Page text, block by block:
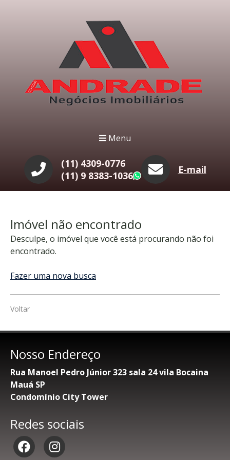
Menu
(11) 4309-0776
(11) 9 8383-1036
WhatsApp
E-mail
Imóvel não encontrado
Desculpe, o imóvel que você está procurando não foi
encontrado.
Fazer uma nova busca
Voltar
Nosso Endereço
Rua Manoel Pedro Júnior 323 sala 24 vila Bocaina
Mauá SP
Condomínio City Tower
Redes sociais